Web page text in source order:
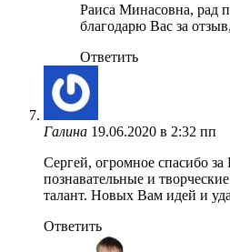
Раиса Минасовна, рад
благодарю Вас за
Ответить
Галина 19.06.2020 в 2:32 пп
Сергей, огромное спасибо
познавательные и
талант. Новых Вам идей и
Ответить